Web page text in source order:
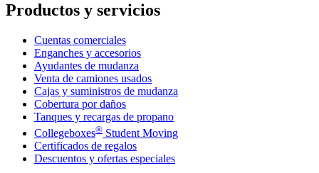
Productos y servicios
Cuentas comerciales
Enganches y accesorios
Ayudantes de mudanza
Venta de camiones usados
Cajas y suministros de mudanza
Cobertura por daños
Tanques y recargas de propano
Collegeboxes® Student Moving
Certificados de regalos
Descuentos y ofertas especiales